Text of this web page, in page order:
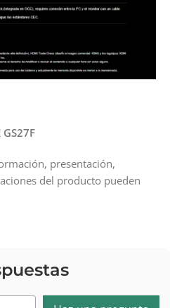
presentación,
del producto pueden